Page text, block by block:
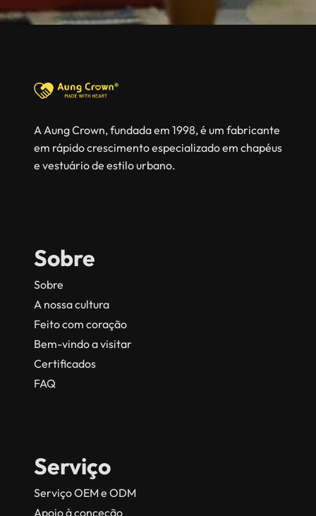
A Aung Crown, fundada em 1998, é um fabricante
em rápido crescimento especializado em chapéus
e vestuário de estilo urbano.
Sobre
Sobre
A nossa cultura
Feito com coração
Bem-vindo a visitar
Certificados
FAQ
Serviço
Serviço OEM e ODM
Apoio à conceção